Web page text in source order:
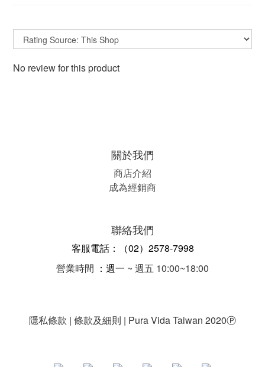
No review for this product
關於我們
商店介紹
成為經銷商
聯絡我們
客服電話：（02）2578-7998
營業時間 ：週一 ~ 週五 10:00~18:00
隱私條款 | 條款及細則 | Pura Vida Taiwan 2020Ⓟ